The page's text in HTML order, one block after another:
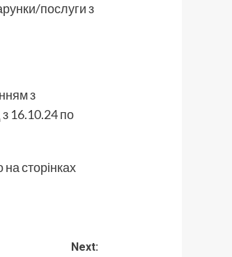
послуги з
з
16.10.24 по
сторінках
Next: